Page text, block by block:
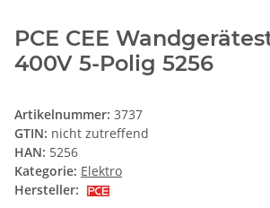
PCE CEE
400V 5-Polig 5256
Artikelnummer: 3737
GTIN: nicht zutreffend
HAN: 5256
Kategorie: Elektro
Hersteller: